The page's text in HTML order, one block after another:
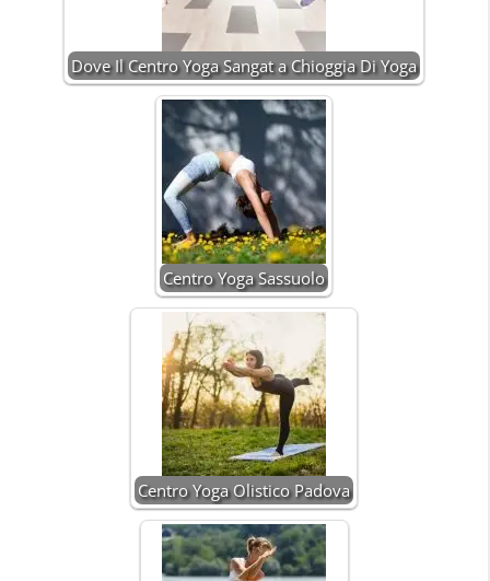
Dove Il Centro Yoga Sangat a Chioggia Di Yoga
Centro Yoga Sassuolo
Centro Yoga Olistico Padova